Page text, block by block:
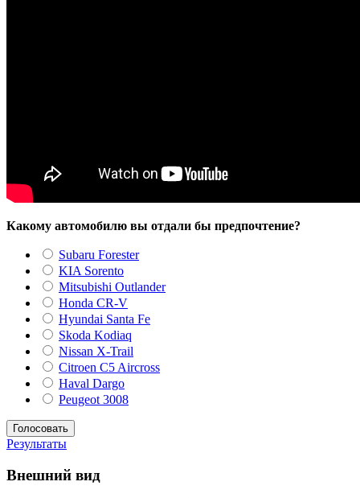
Какому автомобилю вы отдали бы предпочтение?
Subaru Forester
KIA Sorento
Mitsubishi Outlander
Honda CR-V
Hyundai Santa Fe
Skoda Kodiaq
Nissan X-Trail
Citroen C5 Aircross
Haval Dargo
Peugeot 3008
Результаты
Внешний вид